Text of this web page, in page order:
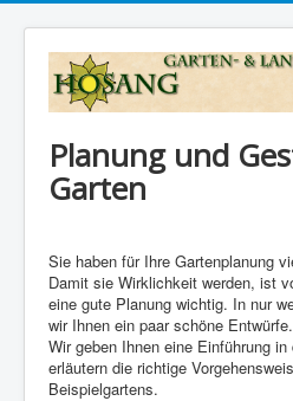
Planung und
Garten
Sie haben für Ihre Gartenplanung
Damit sie Wirklichkeit werden, ist
eine gute Planung wichtig. In nur
wir Ihnen ein paar schöne Entwürfe.
Wir geben Ihnen eine Einführung
erläutern die richtige
Beispielgartens.